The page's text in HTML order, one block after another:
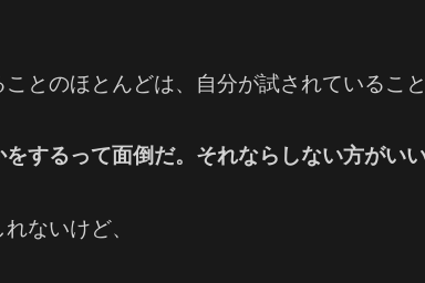
とのほとんどは、自分が試されていること
をするって面倒だ。それならしない方がいい
ないけど、